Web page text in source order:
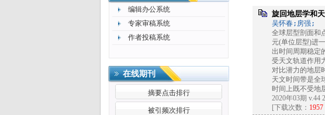
编辑办公系统
专家审稿系统
作者投稿系统
在线期刊
摘要点击排行
被引频次排行
旋回地层学和
吴怀春;房强;
全球层型剖面和
元(单位层型)进
出时间周期稳定
受天文轨道作用
对比潜力的地层
天文时间带是全
时间上既不受地
2020年03期 v.44
[下载次数： 1957